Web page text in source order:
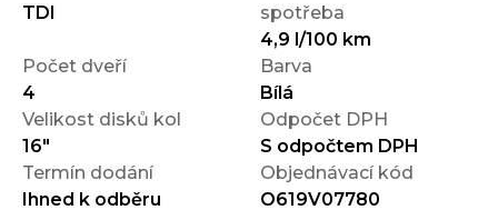
TDI
spotřeba
4,9 l/100 km
Počet dveří
4
Barva
Bílá
Velikost disků kol
16"
Odpočet DPH
S odpočtem DPH
Termín dodání
Ihned k odběru
Objednávací kód
O619V07780